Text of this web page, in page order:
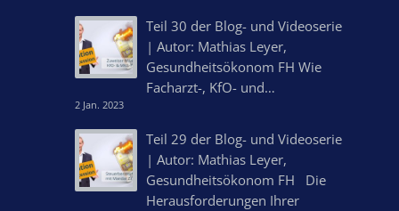
Teil 30 der Blog- und Videoserie
| Autor: Mathias Leyer,
Gesundheitsökonom FH Wie
Facharzt-, KfO- und…
2 Jan. 2023
Teil 29 der Blog- und Videoserie
| Autor: Mathias Leyer,
Gesundheitsökonom FH Die
Herausforderungen Ihrer